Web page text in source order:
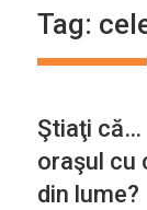
Tag:
Ştiaţi că…
oraşul cu
din lume?